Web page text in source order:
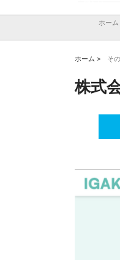
ホーム
ホーム > そ
株式